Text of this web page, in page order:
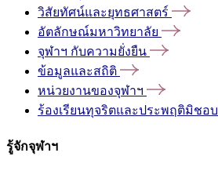
วิสัยทัศน์และยุทธศาสตร์
อัตลักษณ์มหาวิทยาลัย
จุฬาฯ กับความยั่งยืน
ข้อมูลและสถิติ
หน่วยงานของจุฬาฯ
ร้องเรียนทุจริตและประพฤติมิชอบ
รู้จักจุฬาฯ